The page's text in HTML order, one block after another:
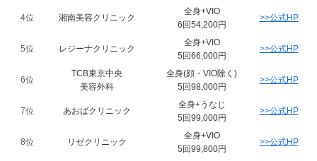
4位 湘南美容クリニック
全身+VIO
6回54,200円
>>公式HP
5位 レジーナクリニック
全身+VIO
5回66,000円
>>公式HP
6位
TCB東京中央
美容外科
全身(顔・VIO除く)
5回98,000円
>>公式HP
7位 あおばクリニック
全身+うなじ
5回99,000円
>>公式HP
8位 リゼクリニック
全身+VIO
5回99,800円
>>公式HP